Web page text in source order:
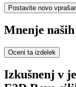
Postavite novo
Mnenje
Oceni ta izdelek
Izkušnenj v